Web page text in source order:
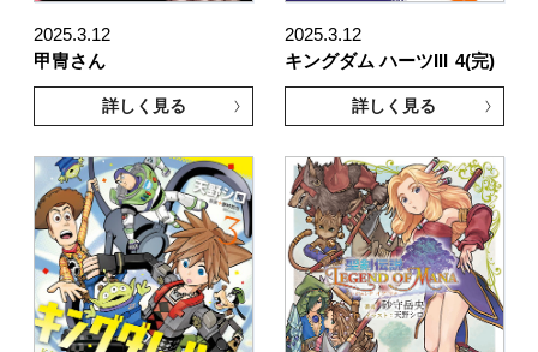
2025.3.12
甲冑さん
詳しく見る
2025.3.12
キングダム ハーツIII
4(完)
詳しく見る